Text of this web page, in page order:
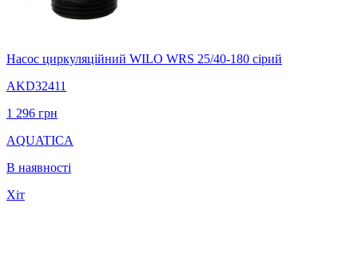
Насос циркуляційний WILO WRS 25/40-180 сірий
AKD32411
1 296 грн
AQUATICA
В наявності
Хіт